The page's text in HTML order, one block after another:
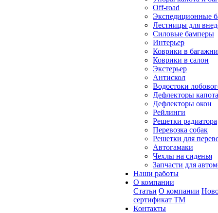
Off-road
Экспедиционные
Лестницы для
Силовые бамперы
Интерьер
Коврики в
Коврики в салон
Экстерьер
Антискол
Водостоки
Дефлекторы капота
Дефлекторы окон
Рейлинги
Решетки радиатора
Перевозка собак
Решетки для
Автогамаки
Чехлы на сиденья
Запчасти для
Наши работы
О компании
Статьи О компании
сертификат ТМ
Контакты